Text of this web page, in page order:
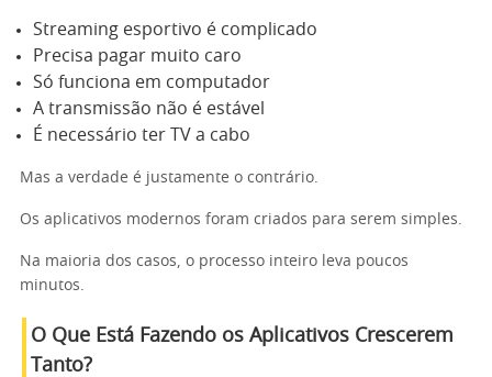
Streaming esportivo é complicado
Precisa pagar muito caro
Só funciona em computador
A transmissão não é estável
É necessário ter TV a cabo
Mas a verdade é justamente o contrário.
Os aplicativos modernos foram criados para serem simples.
Na maioria dos casos, o processo inteiro leva poucos
minutos.
O Que Está Fazendo os Aplicativos Crescerem
Tanto?